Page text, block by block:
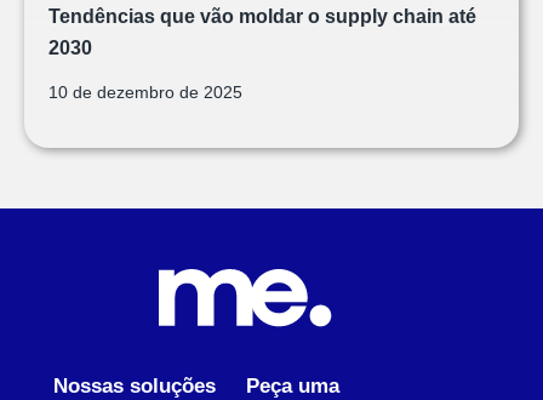
Tendências que vão moldar o supply chain até
2030
10 de dezembro de 2025
Nossas soluções
Peça uma